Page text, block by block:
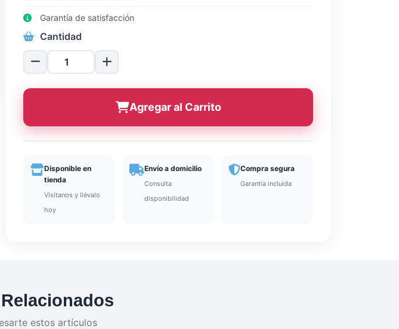
Garantía de satisfacción
Cantidad
Agregar al Carrito
Disponible en
tienda
Visítanos y llévalo
hoy
Envío a domicilio
Consulta
disponibilidad
Compra segura
Garantía incluida
estos artículos